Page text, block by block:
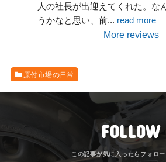
人の社長が出迎えてくれた。な
うかなと思い、前... read more
More reviews
原付市場の日常
FOLLOW